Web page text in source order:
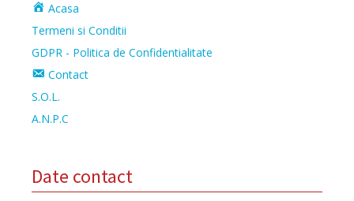
Acasa
Termeni si Conditii
GDPR - Politica de Confidentialitate
Contact
S.O.L.
A.N.P.C
Date contact